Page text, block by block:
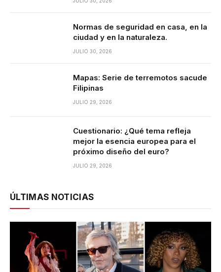
Normas de seguridad en casa, en la
ciudad y en la naturaleza.
JULIO 30, 2026
Mapas: Serie de terremotos sacude
Filipinas
JULIO 29, 2026
Cuestionario: ¿Qué tema refleja
mejor la esencia europea para el
próximo diseño del euro?
JULIO 29, 2026
ÚLTIMAS NOTICIAS